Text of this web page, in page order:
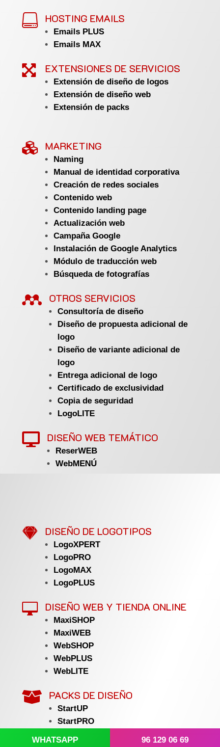
 HOSTING EMAILS
Emails PLUS
Emails MAX
 EXTENSIONES DE SERVICIOS
Extensión de diseño de logos
Extensión de diseño web
Extensión de packs
 MARKETING
Naming
Manual de identidad corporativa
Creación de redes sociales
Contenido web
Contenido landing page
Actualización web
Campaña Google
Instalación de Google Analytics
Módulo de traducción web
Búsqueda de fotografías
 OTROS SERVICIOS
Consultoría de diseño
Diseño de propuesta adicional de
logo
Diseño de variante adicional de
logo
Entrega adicional de logo
Certificado de exclusividad
Copia de seguridad
LogoLITE
 DISEÑO WEB TEMÁTICO
ReserWEB
WebMENÚ
 DISEÑO DE LOGOTIPOS
LogoXPERT
LogoPRO
LogoMAX
LogoPLUS
 DISEÑO WEB Y TIENDA ONLINE
MaxiSHOP
MaxiWEB
WebSHOP
WebPLUS
WebLITE
 PACKS DE DISEÑO
StartUP
StartPRO
WHATSAPP 96 129 06 69